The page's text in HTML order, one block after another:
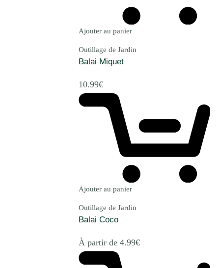
Ajouter au panier
Outillage de Jardin
Balai Miquet
10.99€
Ajouter au panier
Outillage de Jardin
Balai Coco
À partir de 4.99€